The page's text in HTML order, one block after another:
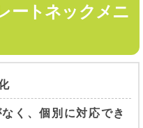
ートネックメニ
く、個別に対応でき